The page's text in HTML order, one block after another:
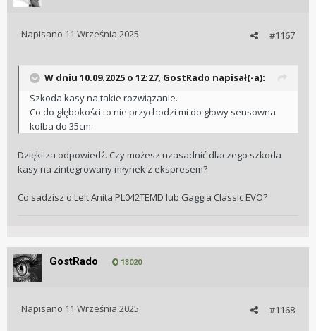
#1167
Napisano 11 Września 2025
W dniu 10.09.2025 o 12:27, GostRado napisał(-a):
Szkoda kasy na takie rozwiązanie.
Co do głębokości to nie przychodzi mi do głowy sensowna
kolba do 35cm.
Dzięki za odpowiedź. Czy możesz uzasadnić dlaczego szkoda
kasy na zintegrowany młynek z ekspresem?
Co sadzisz o Lelt Anita PL042TEMD lub Gaggia Classic EVO?
GostRado 13020
#1168
Napisano 11 Września 2025